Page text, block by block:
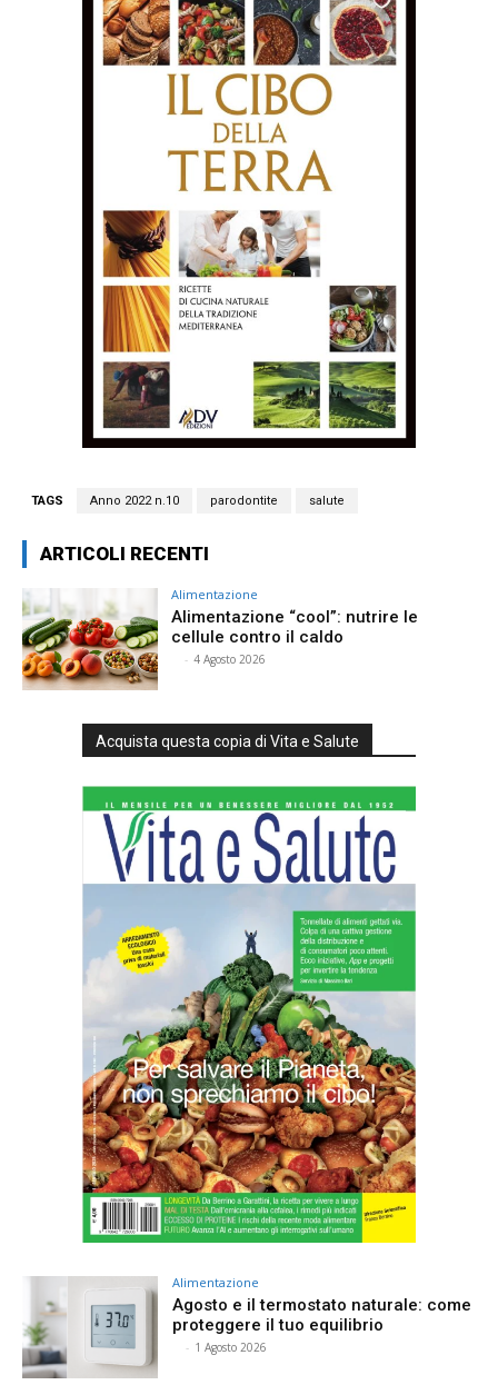
TAGS Anno 2022 n.10 parodontite salute
ARTICOLI RECENTI
Alimentazione
Alimentazione “cool”: nutrire le
cellule contro il caldo
- 4 Agosto 2026
Acquista questa copia di Vita e Salute
Alimentazione
Agosto e il termostato naturale: come
proteggere il tuo equilibrio
- 1 Agosto 2026